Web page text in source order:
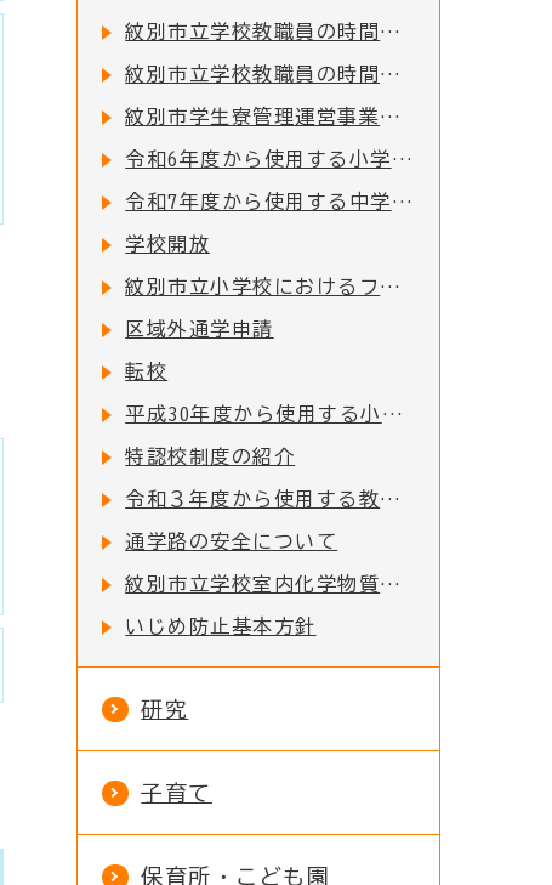
紋別市立学校教職員の時間外在校等時間の公表について
紋別市立学校教職員の時間外在校等時間の公表について
紋別市学生寮管理運営事業者の募集について
令和6年度から使用する小学校教科用図書の採択結果について
令和7年度から使用する中学校教科用図書の採択結果について
学校開放
紋別市立小学校におけるフッ化物洗口の実施について
区域外通学申請
転校
平成30年度から使用する小学校用教科用図書の採択結果について
特認校制度の紹介
令和３年度から使用する教科用図書の採択結果について
通学路の安全について
紋別市立学校室内化学物質対応マニュアル
いじめ防止基本方針
研究
子育て
保育所・こども園